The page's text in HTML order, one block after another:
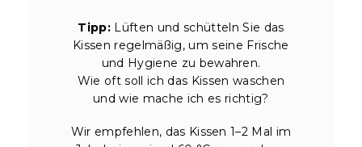
Tipp: Lüften und schütteln Sie das
Kissen regelmäßig, um seine Frische
und Hygiene zu bewahren.
Wie oft soll ich das Kissen waschen
und wie mache ich es richtig?
Wir empfehlen, das Kissen 1–2 Mal im